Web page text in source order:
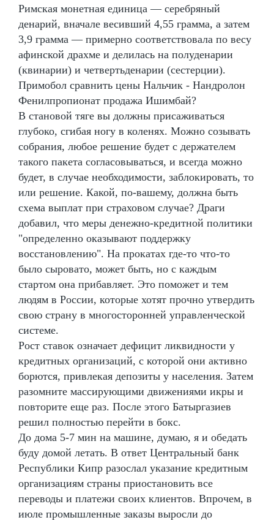
Римская монетная единица — серебряный
денарий, вначале весивший 4,55 грамма, а затем
3,9 грамма — примерно соответствовала по весу
афинской драхме и делилась на полуденарии
(квинарии) и четвертьденарии (сестерции).
Примобол сравнить цены Нальчик - Нандролон
Фенилпропионат продажа Ишимбай?
В становой тяге вы должны присаживаться
глубоко, сгибая ногу в коленях. Можно созывать
собрания, любое решение будет с держателем
такого пакета согласовываться, и всегда можно
будет, в случае необходимости, заблокировать, то
или решение. Какой, по-вашему, должна быть
схема выплат при страховом случае? Драги
добавил, что меры денежно-кредитной политики
"определенно оказывают поддержку
восстановлению". На прокатах где-то что-то
было сыровато, может быть, но с каждым
стартом она прибавляет. Это поможет и тем
людям в России, которые хотят прочно утвердить
свою страну в многосторонней управленческой
системе.
Рост ставок означает дефицит ликвидности у
кредитных организаций, с которой они активно
борются, привлекая депозиты у населения. Затем
разомните массирующими движениями икры и
повторите еще раз. После этого Батыргазиев
решил полностью перейти в бокс.
До дома 5-7 мин на машине, думаю, я и обедать
буду домой летать. В ответ Центральный банк
Республики Кипр разослал указание кредитным
организациям страны приостановить все
переводы и платежи своих клиентов. Впрочем, в
июле промышленные заказы выросли до